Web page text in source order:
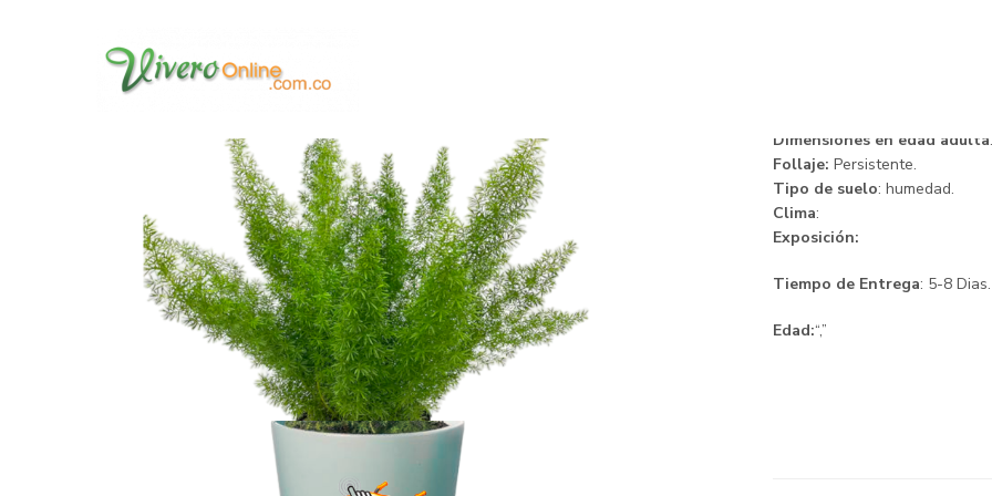
Dimensiones en edad adulta
Follaje: Persistente.
Tipo de suelo: humedad.
Clima:
Exposición:
Tiempo de Entrega: 5-8 Dias.
Edad:“,”